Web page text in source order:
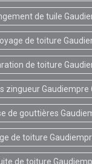
de tuile
de toiture
de toiture
zingueur Gaudiempre
de gouttières
de toiture
de toiture